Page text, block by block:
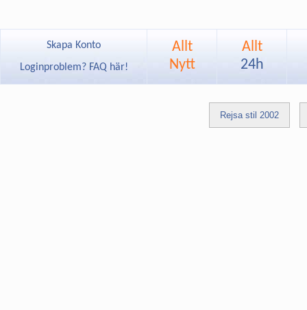
Skapa Konto
Loginproblem? FAQ här!
Allt
Nytt
Allt
24h
Rejsa stil 2002